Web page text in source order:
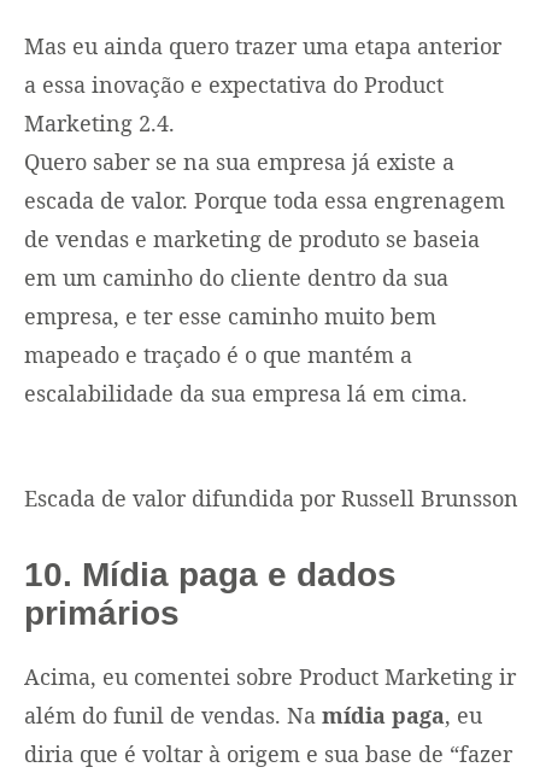
Mas eu ainda quero trazer uma etapa anterior
a essa inovação e expectativa do Product
Marketing 2.4.
Quero saber se na sua empresa já existe a
escada de valor. Porque toda essa engrenagem
de vendas e marketing de produto se baseia
em um caminho do cliente dentro da sua
empresa, e ter esse caminho muito bem
mapeado e traçado é o que mantém a
escalabilidade da sua empresa lá em cima.
Escada de valor difundida por Russell Brunsson
10. Mídia paga e dados
primários
Acima, eu comentei sobre Product Marketing ir
além do funil de vendas. Na mídia paga, eu
diria que é voltar à origem e sua base de “fazer